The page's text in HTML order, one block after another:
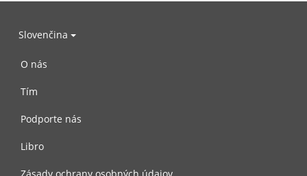
Slovenčina
O nás
Tím
Podporte nás
Libro